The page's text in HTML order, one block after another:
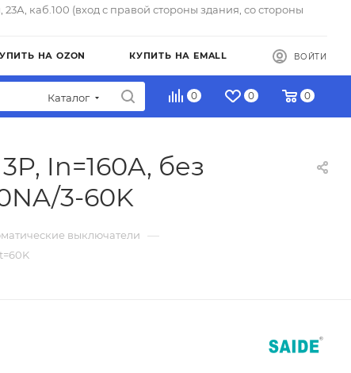
каб.100 (вход с правой стороны здания, со стороны
НА OZON КУПИТЬ НА EMALL ВОЙТИ
Каталог 0 0 0
In=160A, без
3-60K
выключатели —